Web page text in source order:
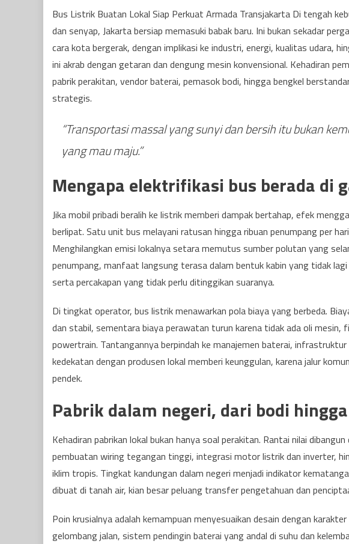
Bus Listrik Buatan Lokal Siap Perkuat Armada Transjakarta Di tengah
dan senyap, Jakarta bersiap memasuki babak baru. Ini bukan sekadar
cara kota bergerak, dengan implikasi ke industri, energi, kualitas udara,
ini akrab dengan getaran dan dengung mesin konvensional. Kehadiran
pabrik perakitan, vendor baterai, pemasok bodi, hingga bengkel
strategis.
“Transportasi massal yang sunyi dan bersih itu bukan
yang mau maju.”
Mengapa elektrifikasi bus berada di
Jika mobil pribadi beralih ke listrik memberi dampak bertahap, efek
berlipat. Satu unit bus melayani ratusan hingga ribuan penumpang per
Menghilangkan emisi lokalnya setara memutus sumber polutan yang
penumpang, manfaat langsung terasa dalam bentuk kabin yang tidak
serta percakapan yang tidak perlu ditinggikan suaranya.
Di tingkat operator, bus listrik menawarkan pola biaya yang berbeda.
dan stabil, sementara biaya perawatan turun karena tidak ada oli mesin,
powertrain. Tantangannya berpindah ke manajemen baterai, infrastruktur
kedekatan dengan produsen lokal memberi keunggulan, karena jalur
pendek.
Pabrik dalam negeri, dari bodi
Kehadiran pabrikan lokal bukan hanya soal perakitan. Rantai nilai
pembuatan wiring tegangan tinggi, integrasi motor listrik dan inverter,
iklim tropis. Tingkat kandungan dalam negeri menjadi indikator
dibuat di tanah air, kian besar peluang transfer pengetahuan dan
Poin krusialnya adalah kemampuan menyesuaikan desain dengan
gelombang jalan, sistem pendingin baterai yang andal di suhu dan